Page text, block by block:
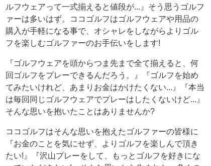
ルフウェアって一式揃えると値段が...』そう思うゴルフ
ァーは多いはず。ココゴルフはゴルフウェアや用品の
購入が手軽になる事で、オシャレをしながらよりゴル
フを楽しむゴルファーのお手伝いをします!
『ゴルフウェアを頭からつま先まで全て揃えると、何
回ゴルフをプレーできるんだろう。』『ゴルフを始め
てみたいけれど、あまりお金はかけたくない...』『本当
は毎回同じゴルフウェアでプレーはしたくないけど...』
そんな思いを抱いたことはありませんか?
ココゴルフはそんな思いを抱えたゴルファーの皆様に
『お金のことを気にせず、よりゴルフを楽しんで頂き
たい!』『沢山プレーをして、もっとゴルフを好きにな